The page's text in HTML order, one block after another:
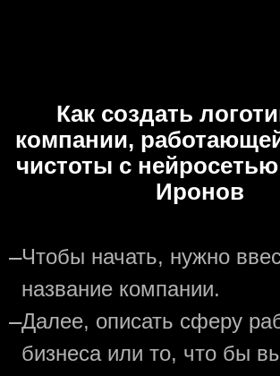
Как создать
компании,
чистоты с
Иронов
—Чтобы начать, нужно
название компании.
—Далее, описать сферу
бизнеса или то, что бы